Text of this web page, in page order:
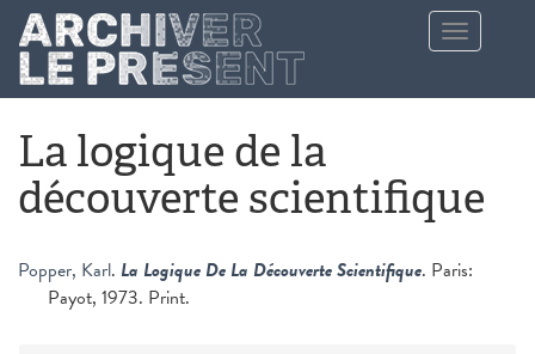
Aller au contenu principal
Toggle
navigation
La logique de la
découverte scientifique
Popper, Karl. La Logique De La Découverte Scientifique. Paris:
Payot, 1973. Print.